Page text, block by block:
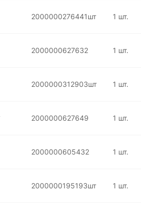
2000000276441шт 1 шт.
2000000627632 1 шт.
2000000312903шт 1 шт.
2000000627649 1 шт.
2000000605432 1 шт.
2000000195193шт 1 шт.